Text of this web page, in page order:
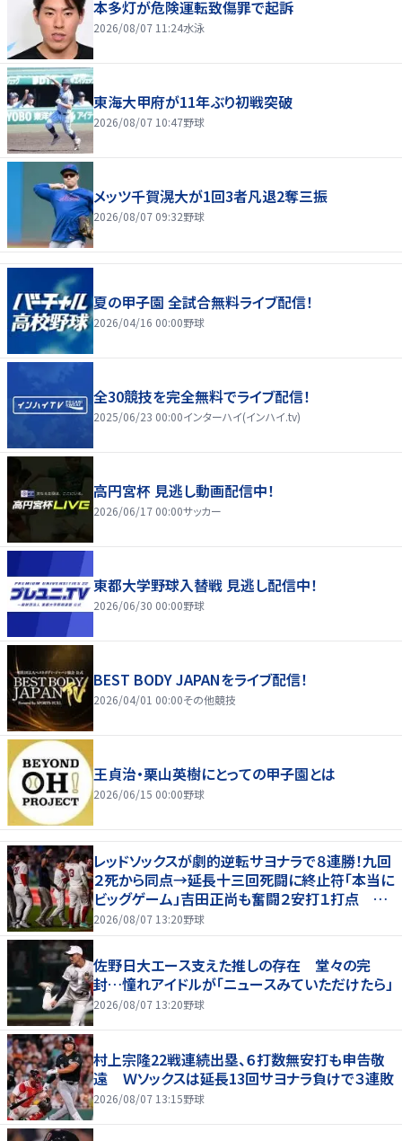
本多灯が危険運転致傷罪で起訴
2026/08/07 11:24水泳
東海大甲府が11年ぶり初戦突破
2026/08/07 10:47野球
メッツ千賀滉大が1回3者凡退2奪三振
2026/08/07 09:32野球
夏の甲子園 全試合無料ライブ配信！
2026/04/16 00:00野球
全30競技を完全無料でライブ配信！
2025/06/23 00:00インターハイ(インハイ.tv)
高円宮杯 見逃し動画配信中！
2026/06/17 00:00サッカー
東都大学野球入替戦 見逃し配信中！
2026/06/30 00:00野球
BEST BODY JAPANをライブ配信！
2026/04/01 00:00その他競技
王貞治・栗山英樹にとっての甲子園とは
2026/06/15 00:00野球
レッドソックスが劇的逆転サヨナラで８連勝！九回
２死から同点→延長十三回死闘に終止符「本当に
ビッグゲーム」吉田正尚も奮闘２安打１打点 本
拠地熱狂
2026/08/07 13:20野球
佐野日大エース支えた推しの存在 堂々の完
封…憧れアイドルが「ニュースみていただけたら」
2026/08/07 13:20野球
村上宗隆22戦連続出塁、６打数無安打も申告敬
遠 Ｗソックスは延長13回サヨナラ負けで３連敗
2026/08/07 13:15野球